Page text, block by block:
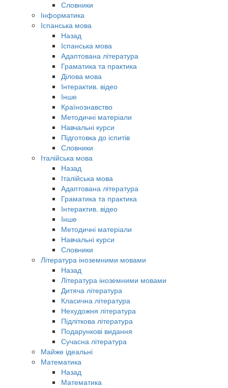
Словники
Інформатика
Іспанська мова
Назад
Іспанська мова
Адаптована література
Граматика та практика
Ділова мова
Інтерактив. відео
Інше
Країнознавство
Методичні матеріали
Навчальні курси
Підготовка до іспитів
Словники
Італійська мова
Назад
Італійська мова
Адаптована література
Граматика та практика
Інтерактив. відео
Інше
Методичні матеріали
Навчальні курси
Словники
Література іноземними мовами
Назад
Література іноземними мовами
Дитяча література
Класична література
Нехудожня література
Підліткова література
Подарункові видання
Сучасна література
Майже ідеальні
Математика
Назад
Математика